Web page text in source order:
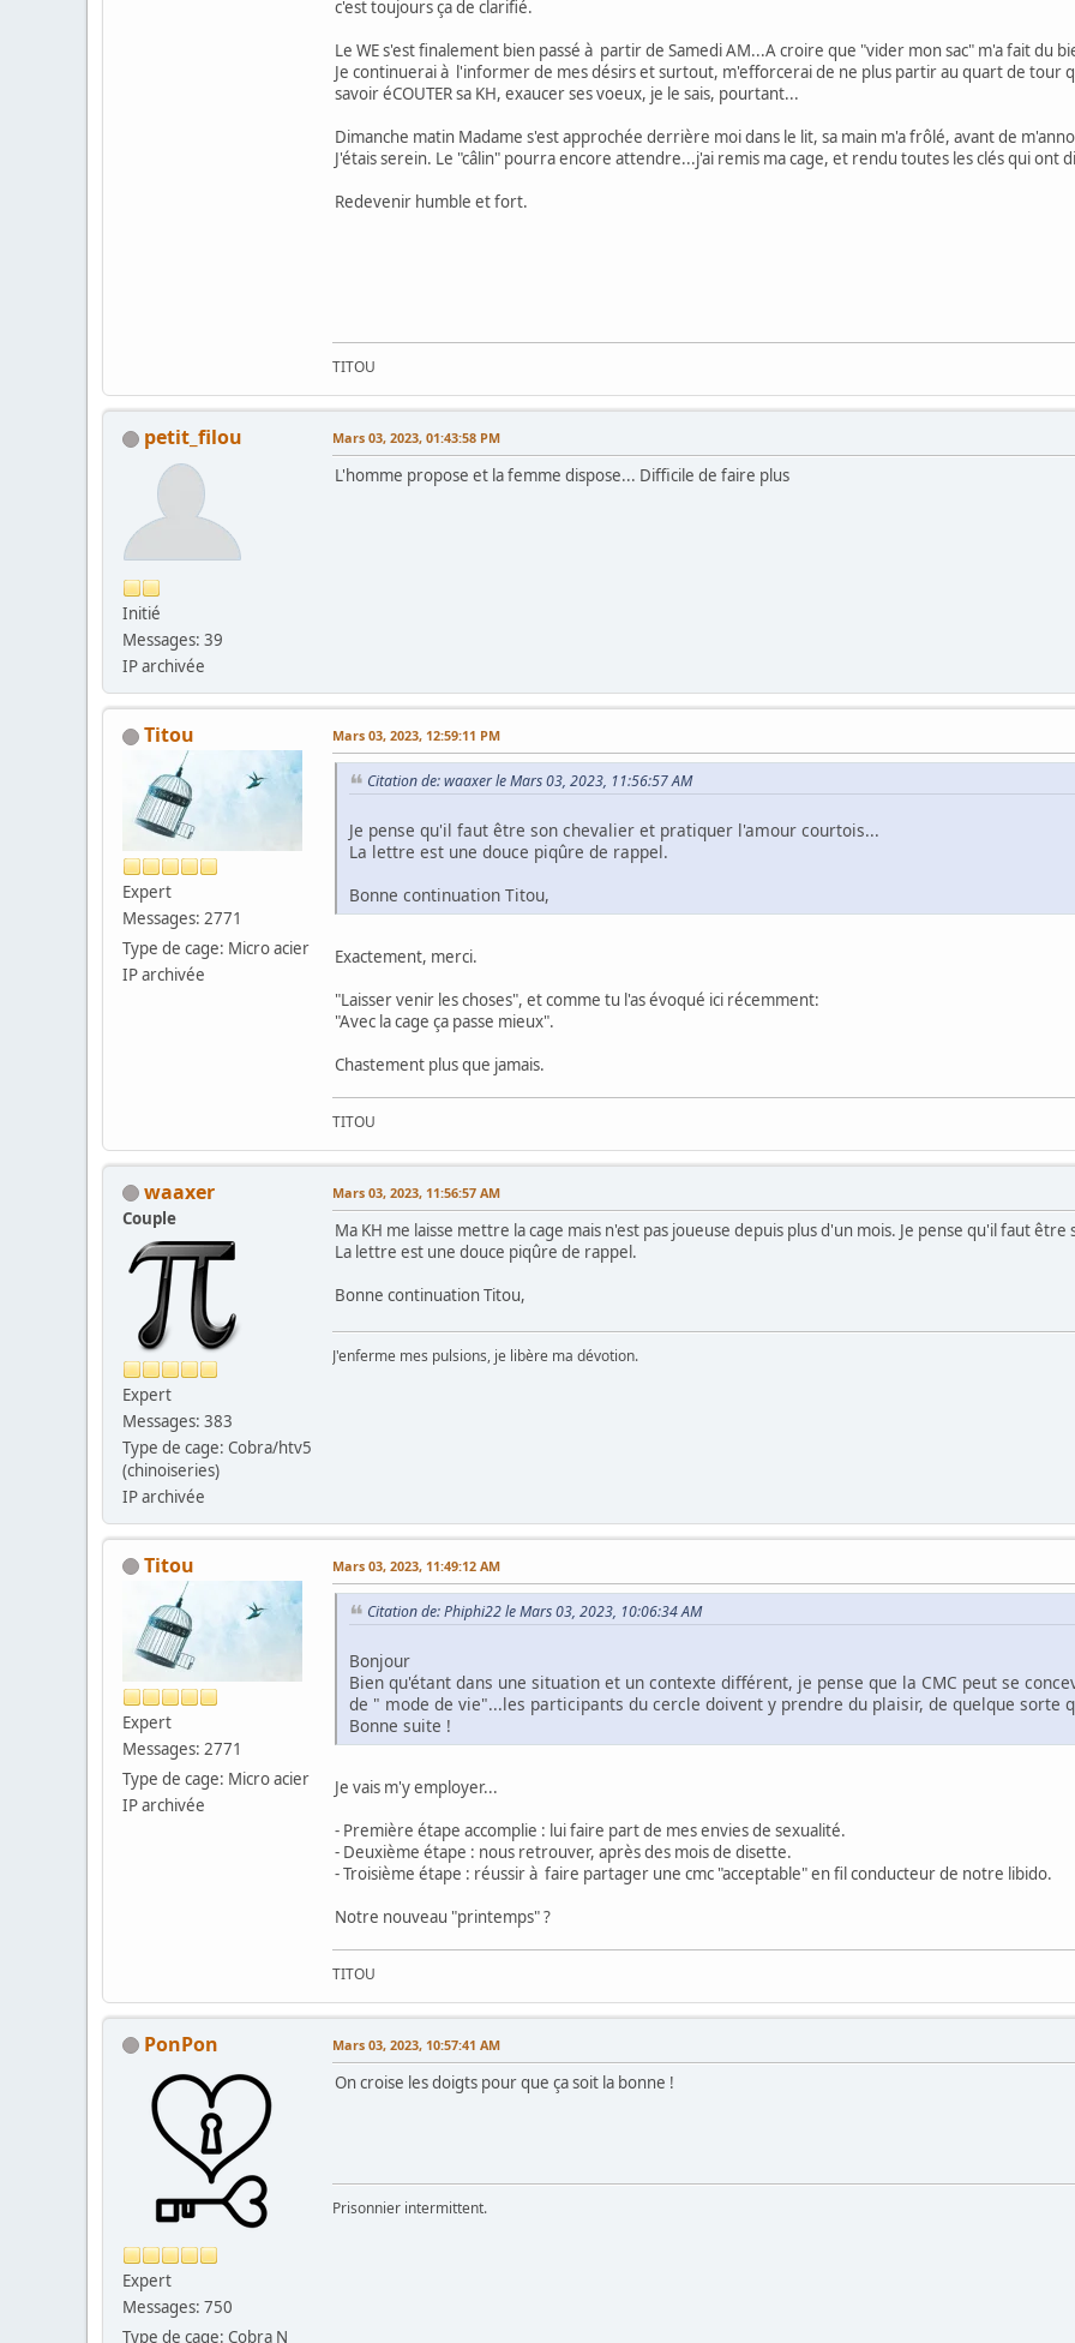
c'est toujours ça de clarifié.
Le WE s'est finalement bien passé à partir de Samedi AM...A croire que "vider mon sac" m'a fait du
Je continuerai à l'informer de mes désirs et surtout, m'efforcerai de ne plus partir au quart de tour
savoir éCOUTER sa KH, exaucer ses voeux, je le sais, pourtant...
Dimanche matin Madame s'est approchée derrière moi dans le lit, sa main m'a frôlé, avant de
J'étais serein. Le "câlin" pourra encore attendre...j'ai remis ma cage, et rendu toutes les clés qui ont
Redevenir humble et fort.
TITOU
petit_filou
Initié
Messages: 39
IP archivée
Mars 03, 2023, 01:43:58 PM
L'homme propose et la femme dispose... Difficile de faire plus
Titou
Expert
Messages: 2771
Type de cage: Micro acier
IP archivée
Mars 03, 2023, 12:59:11 PM
Citation de: waaxer le Mars 03, 2023, 11:56:57 AM
Je pense qu'il faut être son chevalier et pratiquer l'amour courtois...
La lettre est une douce piqûre de rappel.
Bonne continuation Titou,
Exactement, merci.
"Laisser venir les choses", et comme tu l'as évoqué ici récemment:
"Avec la cage ça passe mieux".
Chastement plus que jamais.
TITOU
waaxer
Couple
Expert
Messages: 383
Type de cage: Cobra/htv5
(chinoiseries)
IP archivée
Mars 03, 2023, 11:56:57 AM
Ma KH me laisse mettre la cage mais n'est pas joueuse depuis plus d'un mois. Je pense qu'il faut
La lettre est une douce piqûre de rappel.
Bonne continuation Titou,
J'enferme mes pulsions, je libère ma dévotion.
Titou
Expert
Messages: 2771
Type de cage: Micro acier
IP archivée
Mars 03, 2023, 11:49:12 AM
Citation de: Phiphi22 le Mars 03, 2023, 10:06:34 AM
Bonjour
Bien qu'étant dans une situation et un contexte différent, je pense que la CMC peut se
de " mode de vie"...les participants du cercle doivent y prendre du plaisir, de quelque sorte
Bonne suite !
Je vais m'y employer...
- Première étape accomplie : lui faire part de mes envies de sexualité.
- Deuxième étape : nous retrouver, après des mois de disette.
- Troisième étape : réussir à faire partager une cmc "acceptable" en fil conducteur de notre libido.
Notre nouveau "printemps" ?
TITOU
PonPon
Expert
Messages: 750
Type de cage: Cobra N
Mars 03, 2023, 10:57:41 AM
On croise les doigts pour que ça soit la bonne !
Prisonnier intermittent.